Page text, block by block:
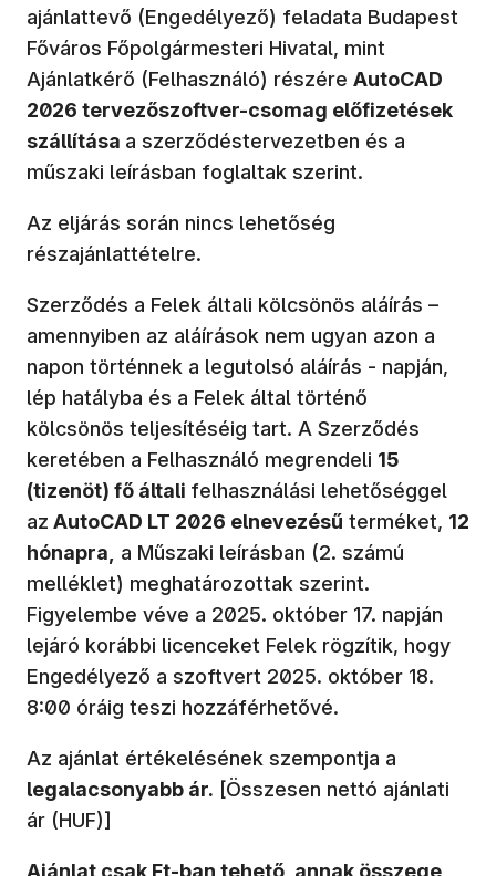
ajánlattevő (Engedélyező) feladata Budapest
Főváros Főpolgármesteri Hivatal, mint
Ajánlatkérő (Felhasználó) részére AutoCAD
2026 tervezőszoftver-csomag előfizetések
szállítása a szerződéstervezetben és a
műszaki leírásban foglaltak szerint.
Az eljárás során nincs lehetőség
részajánlattételre.
Szerződés a Felek általi kölcsönös aláírás –
amennyiben az aláírások nem ugyan azon a
napon történnek a legutolsó aláírás - napján,
lép hatályba és a Felek által történő
kölcsönös teljesítéséig tart. A Szerződés
keretében a Felhasználó megrendeli 15
(tizenöt) fő általi felhasználási lehetőséggel
az AutoCAD LT 2026 elnevezésű terméket, 12
hónapra,
a Műszaki leírásban (2. számú
melléklet) meghatározottak szerint.
Figyelembe véve a 2025. október 17. napján
lejáró korábbi licenceket Felek rögzítik, hogy
Engedélyező a szoftvert 2025. október 18.
8:00 óráig teszi hozzáférhetővé.
Az ajánlat értékelésének szempontja a
legalacsonyabb ár. [Összesen nettó ajánlati
ár (HUF)]
Ajánlat csak Ft-ban tehető, annak összege